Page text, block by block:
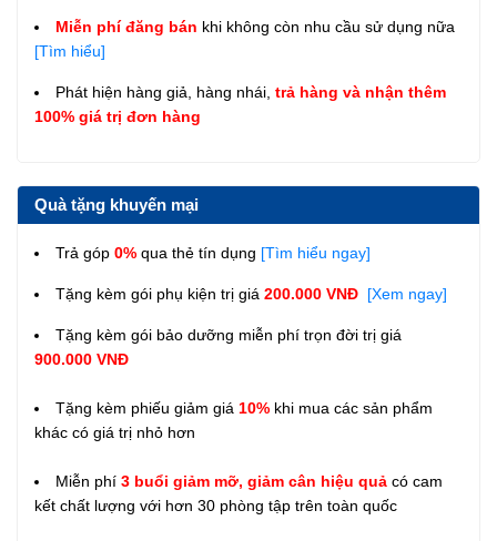
Miễn phí đăng bán khi không còn nhu cầu sử dụng nữa
[Tìm hiểu]
Phát hiện hàng giả, hàng nhái, trả hàng và nhận thêm
100% giá trị đơn hàng
Quà tặng khuyến mại
Trả góp 0% qua thẻ tín dụng [Tìm hiểu ngay]
Tặng kèm gói phụ kiện trị giá 200.000 VNĐ [Xem ngay]
Tặng kèm gói bảo dưỡng miễn phí trọn đời trị giá
900.000 VNĐ
Tặng kèm phiếu giảm giá 10% khi mua các sản phẩm
khác có giá trị nhỏ hơn
Miễn phí 3 buổi giảm mỡ, giảm cân hiệu quả có cam
kết chất lượng với hơn 30 phòng tập trên toàn quốc